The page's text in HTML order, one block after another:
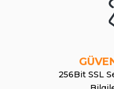
256Bit SSL